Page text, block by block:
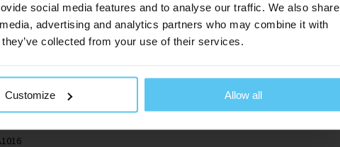
social media features and to analyse our traffic. We also share
advertising and analytics partners who may combine it with
collected from your use of their services.
Customize Allow all